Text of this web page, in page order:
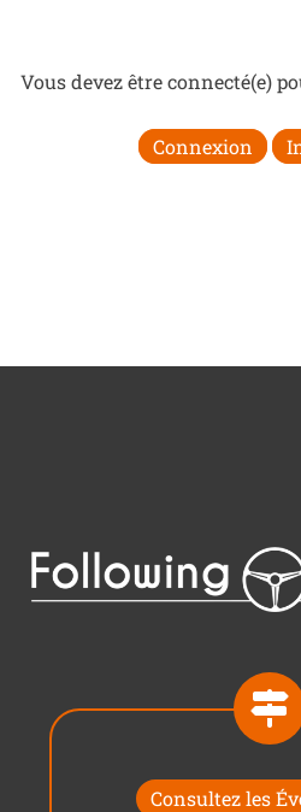
Vous devez être connecté(e)
Connexion
Consultez les